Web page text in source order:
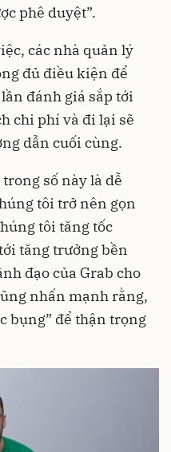
phê duyệt”.
các nhà quản lý
đủ điều kiện để
đánh giá sắp tới
chi phí và đi lại sẽ
dẫn cuối cùng.
số này là dễ
tôi trở nên gọn
tôi tăng tốc
tăng trưởng bền
đạo của Grab cho
nhấn mạnh rằng,
bụng” để thận trọng